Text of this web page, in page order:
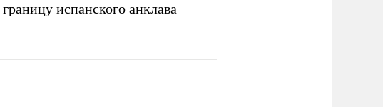
границу испанского анклава